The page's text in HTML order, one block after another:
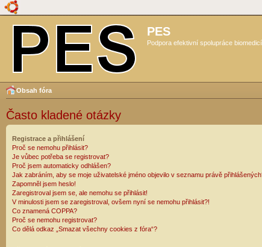
PES
Podpora efektivní spolupráce
Obsah fóra
Často kladené otázky
Registrace a přihlášení
Proč se nemohu přihlásit?
Je vůbec potřeba se registrovat?
Proč jsem automaticky odhlášen?
Jak zabráním, aby se moje uživatelské jméno objevilo v seznamu právě
Zapomněl jsem heslo!
Zaregistroval jsem se, ale nemohu se přihlásit!
V minulosti jsem se zaregistroval, ovšem nyní se nemohu přihlásit?!
Co znamená COPPA?
Proč se nemohu registrovat?
Co dělá odkaz „Smazat všechny cookies z fóra“?